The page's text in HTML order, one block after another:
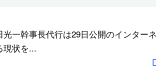
光一幹事長代行は29日公開のインター
現状を...